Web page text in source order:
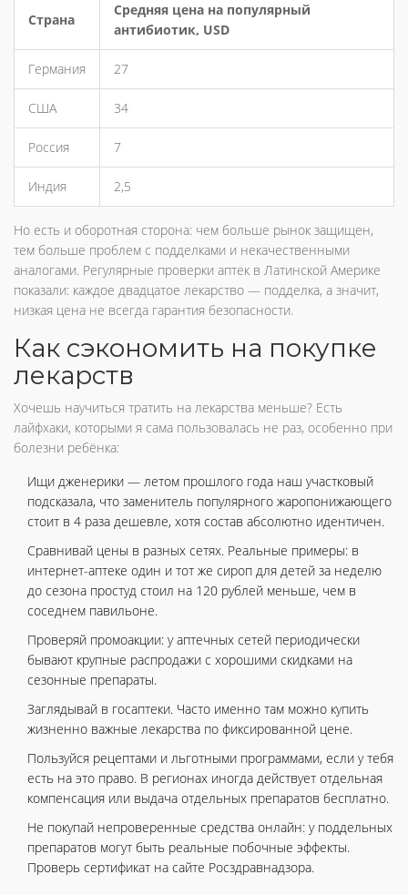
Страна
Средняя цена на популярный
антибиотик, USD
Германия 27
США 34
Россия 7
Индия 2,5
Но есть и оборотная сторона: чем больше рынок защищен,
тем больше проблем с подделками и некачественными
аналогами. Регулярные проверки аптек в Латинской Америке
показали: каждое двадцатое лекарство — подделка, а значит,
низкая цена не всегда гарантия безопасности.
Как сэкономить на покупке
лекарств
Хочешь научиться тратить на лекарства меньше? Есть
лайфхаки, которыми я сама пользовалась не раз, особенно при
болезни ребёнка:
Ищи дженерики — летом прошлого года наш участковый
подсказала, что заменитель популярного жаропонижающего
стоит в 4 раза дешевле, хотя состав абсолютно идентичен.
Сравнивай цены в разных сетях. Реальные примеры: в
интернет-аптеке один и тот же сироп для детей за неделю
до сезона простуд стоил на 120 рублей меньше, чем в
соседнем павильоне.
Проверяй промоакции: у аптечных сетей периодически
бывают крупные распродажи с хорошими скидками на
сезонные препараты.
Заглядывай в госаптеки. Часто именно там можно купить
жизненно важные лекарства по фиксированной цене.
Пользуйся рецептами и льготными программами, если у тебя
есть на это право. В регионах иногда действует отдельная
компенсация или выдача отдельных препаратов бесплатно.
Не покупай непроверенные средства онлайн: у поддельных
препаратов могут быть реальные побочные эффекты.
Проверь сертификат на сайте Росздравнадзора.